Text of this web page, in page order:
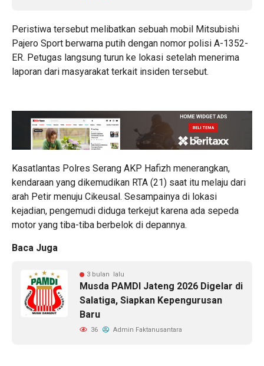
Peristiwa tersebut melibatkan sebuah mobil Mitsubishi
Pajero Sport berwarna putih dengan nomor polisi A-1352-
ER. Petugas langsung turun ke lokasi setelah menerima
laporan dari masyarakat terkait insiden tersebut.
Kasatlantas Polres Serang AKP Hafizh menerangkan,
kendaraan yang dikemudikan RTA (21) saat itu melaju dari
arah Petir menuju Cikeusal. Sesampainya di lokasi
kejadian, pengemudi diduga terkejut karena ada sepeda
motor yang tiba-tiba berbelok di depannya.
Baca Juga
3 bulan lalu
Musda PAMDI Jateng 2026 Digelar di
Salatiga, Siapkan Kepengurusan
Baru
36 Admin Faktanusantara